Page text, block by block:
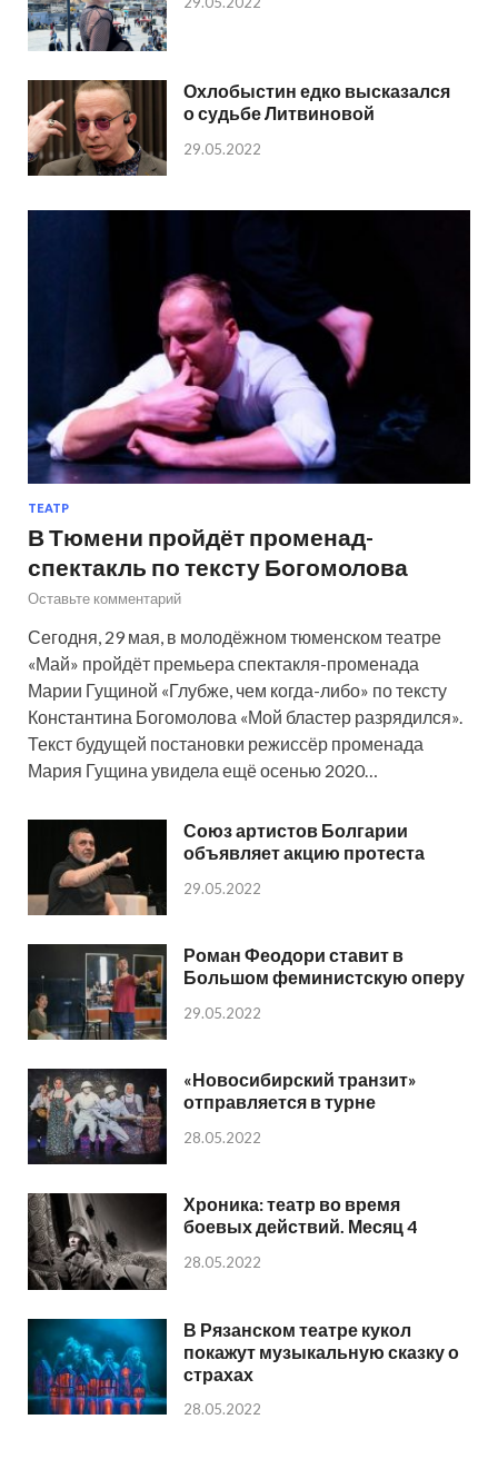
Охлобыстин едко высказался
о судьбе Литвиновой
29.05.2022
ТЕАТР
В Тюмени пройдёт променад-
спектакль по тексту Богомолова
Оставьте комментарий
Сегодня, 29 мая, в молодёжном тюменском театре
«Май» пройдёт премьера спектакля-променада
Марии Гущиной «Глубже, чем когда-либо» по тексту
Константина Богомолова «Мой бластер разрядился».
Текст будущей постановки режиссёр променада
Мария Гущина увидела ещё осенью 2020…
Союз артистов Болгарии
объявляет акцию протеста
29.05.2022
Роман Феодори ставит в
Большом феминистскую оперу
29.05.2022
«Новосибирский транзит»
отправляется в турне
28.05.2022
Хроника: театр во время
боевых действий. Месяц 4
28.05.2022
В Рязанском театре кукол
покажут музыкальную сказку о
страхах
28.05.2022